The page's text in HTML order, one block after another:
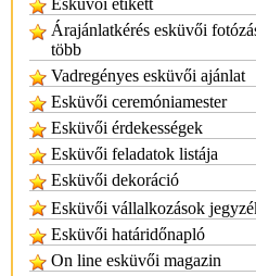
Esküvői etikett
Árajánlatkérés esküvői
több
Vadregényes esküvői ajánlat
Esküvői ceremóniamester
Esküvői érdekességek
Esküvői feladatok listája
Esküvői dekoráció
Esküvői vállalkozások
Esküvői határidőnapló
On line esküvői magazin